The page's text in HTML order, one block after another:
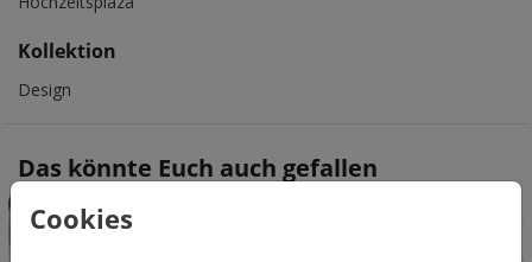
Cookies
Kollektion
Design
Das könnte Euch auch gefallen